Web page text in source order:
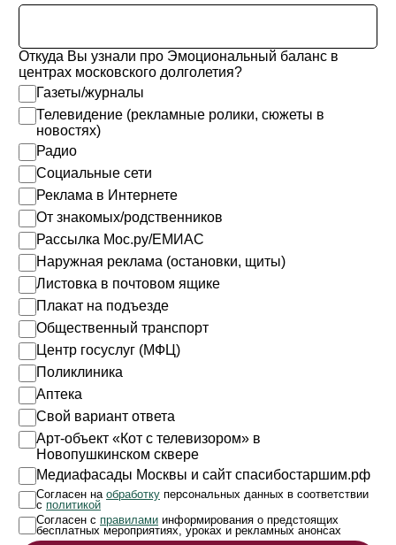
Откуда Вы узнали про Эмоциональный баланс в
центрах московского долголетия?
Газеты/журналы
Телевидение (рекламные ролики, сюжеты в
новостях)
Радио
Социальные сети
Реклама в Интернете
От знакомых/родственников
Рассылка Мос.ру/ЕМИАС
Наружная реклама (остановки, щиты)
Листовка в почтовом ящике
Плакат на подъезде
Общественный транспорт
Центр госуслуг (МФЦ)
Поликлиника
Аптека
Свой вариант ответа
Арт-объект «Кот с телевизором» в
Новопушкинском сквере
Медиафасады Москвы и сайт спасибостаршим.рф
Согласен на обработку персональных данных в соответствии
с политикой
Согласен с правилами информирования о предстоящих
бесплатных мероприятиях, уроках и рекламных анонсах